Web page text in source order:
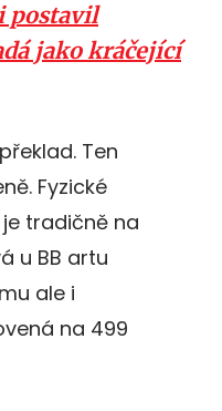
postavil
jako kráčející
Ten
Fyzické
tradičně na
u BB artu
ale i
na 499